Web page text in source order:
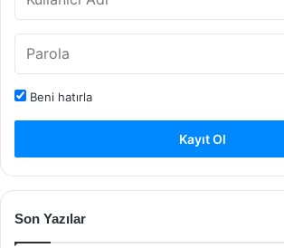
Beni hatırla
Kayıt Ol
Son Yazılar